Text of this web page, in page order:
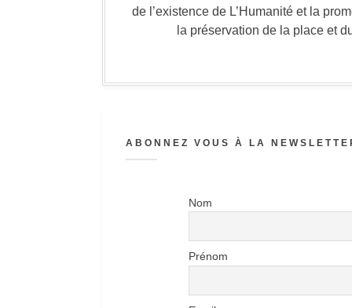
de l’existence de L’Humanité et la
la préservation de la place et
ABONNEZ VOUS À LA
Nom
Prénom